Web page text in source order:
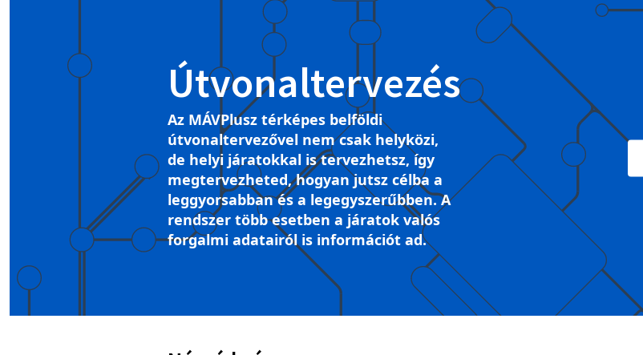
Útvonaltervezés
Az MÁVPlusz térképes belföldi
útvonaltervezővel nem csak helyközi,
de helyi járatokkal is tervezhetsz, így
megtervezheted, hogyan jutsz célba a
leggyorsabban és a legegyszerűbben. A
rendszer több esetben a járatok valós
forgalmi adatairól is információt ad.